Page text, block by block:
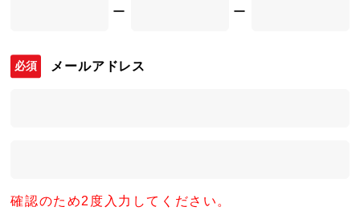
ー ー
メールアドレス
確認のため2度入力してください。